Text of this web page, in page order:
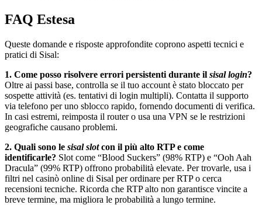
FAQ Estesa
Queste domande e risposte approfondite coprono aspetti tecnici e
pratici di Sisal:
1. Come posso risolvere errori persistenti durante il sisal login?
Oltre ai passi base, controlla se il tuo account è stato bloccato per
sospette attività (es. tentativi di login multipli). Contatta il supporto
via telefono per uno sblocco rapido, fornendo documenti di verifica.
In casi estremi, reimposta il router o usa una VPN se le restrizioni
geografiche causano problemi.
2. Quali sono le sisal slotcon il più alto RTP e come
identificarle? Slot come “Blood Suckers” (98% RTP) e “Ooh Aah
Dracula” (99% RTP) offrono probabilità elevate. Per trovarle, usa i
filtri nel casinò online di Sisal per ordinare per RTP o cerca
recensioni tecniche. Ricorda che RTP alto non garantisce vincite a
breve termine, ma migliora le probabilità a lungo termine.